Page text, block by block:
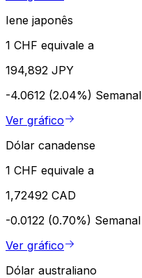
Iene japonês
1 CHF equivale a
194,892 JPY
-4.0612 (2.04%) Semanal
Ver gráfico
Dólar canadense
1 CHF equivale a
1,72492 CAD
-0.0122 (0.70%) Semanal
Ver gráfico
Dólar australiano